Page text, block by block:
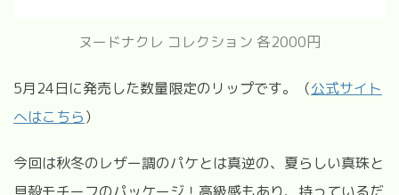
ヌードナクレ コレクション 各2000円
5月24日に発売した数量限定のリップです。（公式サイト
へはこちら）
今回は秋冬のレザー調のパケとは真逆の、夏らしい真珠と
貝殻モチーフのパッケージ！高級感もあり、持っているだ